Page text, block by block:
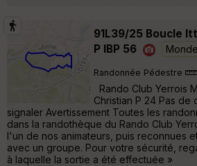
91L39/25 Boucle
P IBP 56
Randonnée Pédestre
Rando Club Yerrois
Christian P 24 Pas de
signaler Avertissement Toutes les
dans la randothèque du Rando Club
l'un de nos animateurs, puis reconnues
avec un groupe. Pour votre sécurité,
à laquelle la sortie a été effectuée »